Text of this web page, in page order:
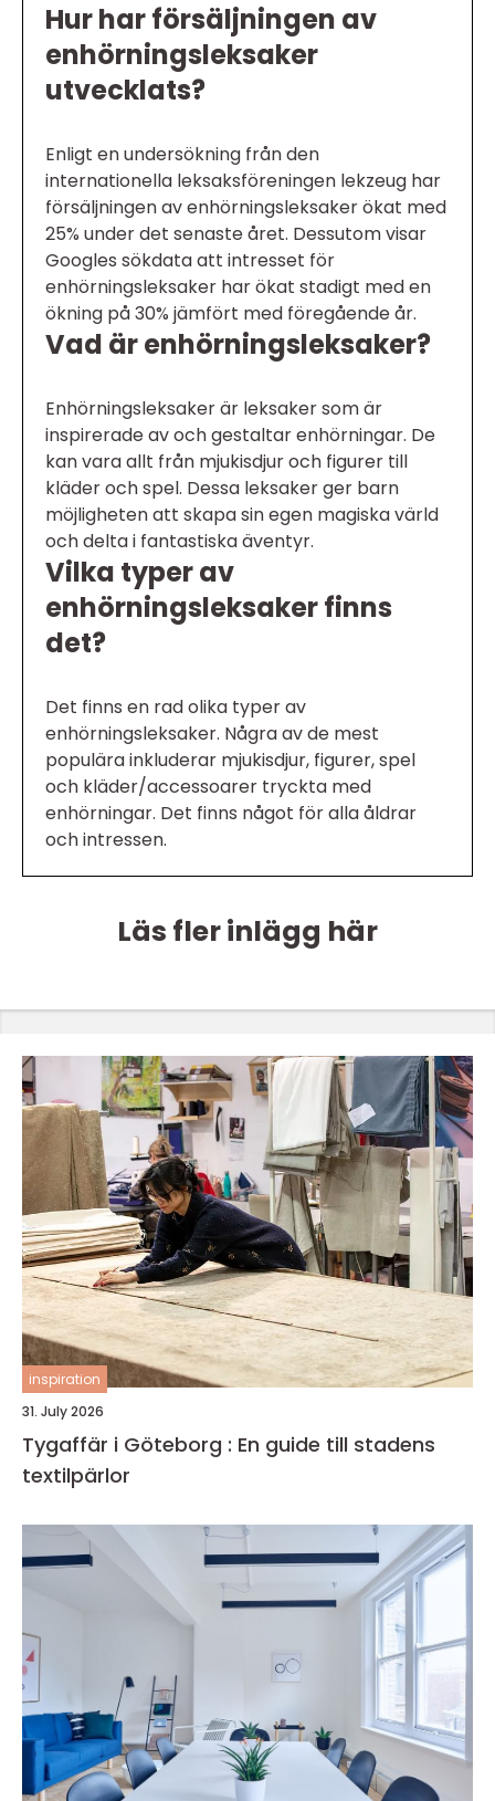
Hur har försäljningen av
enhörningsleksaker
utvecklats?
Enligt en undersökning från den
internationella leksaksföreningen lekzeug har
försäljningen av enhörningsleksaker ökat med
25% under det senaste året. Dessutom visar
Googles sökdata att intresset för
enhörningsleksaker har ökat stadigt med en
ökning på 30% jämfört med föregående år.
Vad är enhörningsleksaker?
Enhörningsleksaker är leksaker som är
inspirerade av och gestaltar enhörningar. De
kan vara allt från mjukisdjur och figurer till
kläder och spel. Dessa leksaker ger barn
möjligheten att skapa sin egen magiska värld
och delta i fantastiska äventyr.
Vilka typer av
enhörningsleksaker finns
det?
Det finns en rad olika typer av
enhörningsleksaker. Några av de mest
populära inkluderar mjukisdjur, figurer, spel
och kläder/accessoarer tryckta med
enhörningar. Det finns något för alla åldrar
och intressen.
Läs fler inlägg här
inspiration
31. July 2026
Tygaffär i Göteborg : En guide till stadens
textilpärlor